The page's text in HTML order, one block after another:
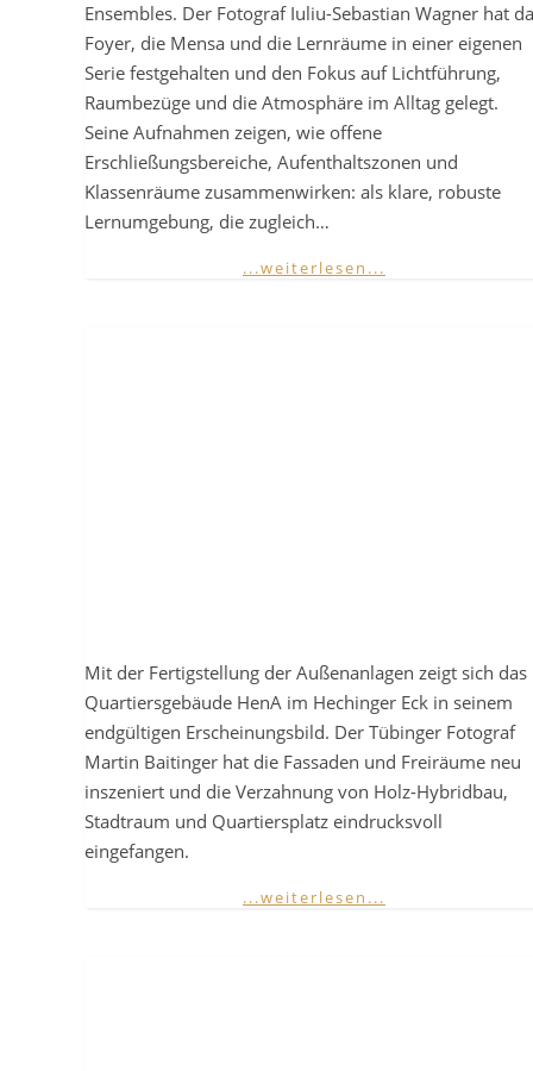
Ensembles. Der Fotograf Iuliu-Sebastian Wagner hat
Foyer, die Mensa und die Lernräume in einer eigenen
Serie festgehalten und den Fokus auf Lichtführung,
Raumbezüge und die Atmosphäre im Alltag gelegt.
Seine Aufnahmen zeigen, wie offene
Erschließungsbereiche, Aufenthaltszonen und
Klassenräume zusammenwirken: als klare, robuste
Lernumgebung, die zugleich…
...weiterlesen...
Mit der Fertigstellung der Außenanlagen zeigt sich das
Quartiersgebäude HenA im Hechinger Eck in seinem
endgültigen Erscheinungsbild. Der Tübinger Fotograf
Martin Baitinger hat die Fassaden und Freiräume neu
inszeniert und die Verzahnung von Holz-Hybridbau,
Stadtraum und Quartiersplatz eindrucksvoll
eingefangen.
...weiterlesen...